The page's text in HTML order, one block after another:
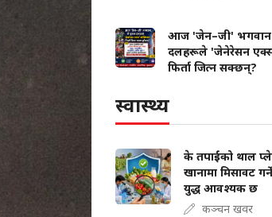
आज 'जेन–जी' भगवान:
दलहरूले 'जेनेरेसन
फिर्ता जित्न सक्छन्?
स्वास्थ्य
के तपाईंको थाल
खानामा मिसावट
युद्ध आवश्यक छ
कञ्चन खवर